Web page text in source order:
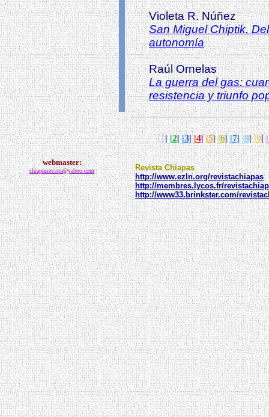
Violeta R. Núñez
San Miguel Chiptik.
autonomía
Raúl Ornelas
La guerra del gas:
resistencia y triunfo
webmaster:
chiapasrevista@yahoo.com
|1||2||3||4||5||6||7||8||9|
Revista Chiapas
http://www.ezln.org/revistachiapas
http://membres.lycos.fr/
http://www33.brinkster.com/